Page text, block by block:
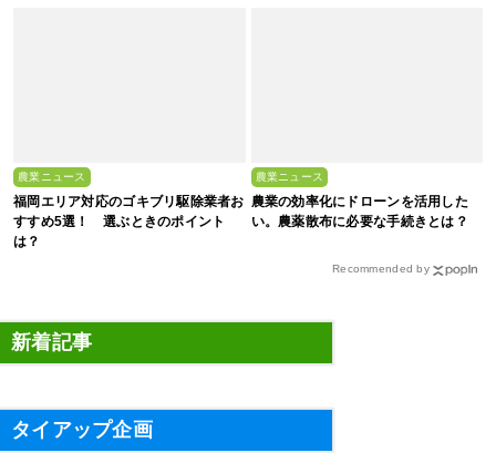
農業ニュース
福岡エリア対応のゴキブリ駆除業者お
すすめ5選！ 選ぶときのポイント
は？
農業ニュース
農業の効率化にドローンを活用した
い。農薬散布に必要な手続きとは？
Recommended by
新着記事
タイアップ企画